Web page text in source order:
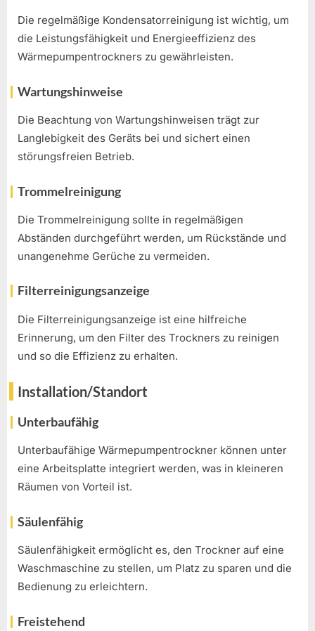
Die regelmäßige Kondensatorreinigung ist wichtig, um
die Leistungsfähigkeit und Energieeffizienz des
Wärmepumpentrockners zu gewährleisten.
Wartungshinweise
Die Beachtung von Wartungshinweisen trägt zur
Langlebigkeit des Geräts bei und sichert einen
störungsfreien Betrieb.
Trommelreinigung
Die Trommelreinigung sollte in regelmäßigen
Abständen durchgeführt werden, um Rückstände und
unangenehme Gerüche zu vermeiden.
Filterreinigungsanzeige
Die Filterreinigungsanzeige ist eine hilfreiche
Erinnerung, um den Filter des Trockners zu reinigen
und so die Effizienz zu erhalten.
Installation/Standort
Unterbaufähig
Unterbaufähige Wärmepumpentrockner können unter
eine Arbeitsplatte integriert werden, was in kleineren
Räumen von Vorteil ist.
Säulenfähig
Säulenfähigkeit ermöglicht es, den Trockner auf eine
Waschmaschine zu stellen, um Platz zu sparen und die
Bedienung zu erleichtern.
Freistehend